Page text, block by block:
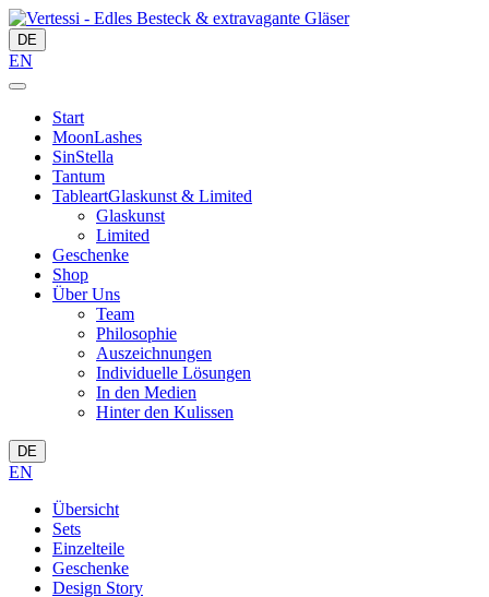
DE
EN
Start
MoonLashes
SinStella
Tantum
TableartGlaskunst & Limited
Glaskunst
Limited
Geschenke
Shop
Über Uns
Team
Philosophie
Auszeichnungen
Individuelle Lösungen
In den Medien
Hinter den Kulissen
DE
EN
Übersicht
Sets
Einzelteile
Geschenke
Design Story